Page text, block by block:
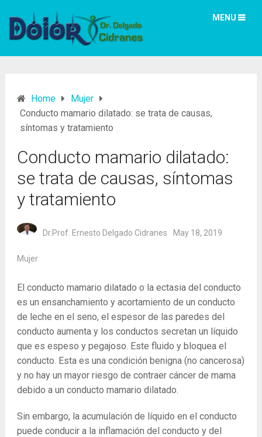
MENU
Home
Mujer
Conducto mamario dilatado: se trata de causas,
síntomas y tratamiento
Conducto mamario dilatado:
se trata de causas, síntomas
y tratamiento
Dr.Prof. Ernesto Delgado Cidranes May 18, 2019
Mujer
El conducto mamario dilatado o la ectasia del conducto
es un ensanchamiento y acortamiento de un conducto
de leche en el seno, el espesor de las paredes del
conducto aumenta y los conductos secretan un líquido
que es espeso y pegajoso. Este fluido y bloquea el
conducto. Esta es una condición benigna (no cancerosa)
y no hay un mayor riesgo de contraer cáncer de mama
debido a un conducto mamario dilatado.
Sin embargo, la acumulación de líquido en el conducto
puede conducir a la inflamación del conducto y del